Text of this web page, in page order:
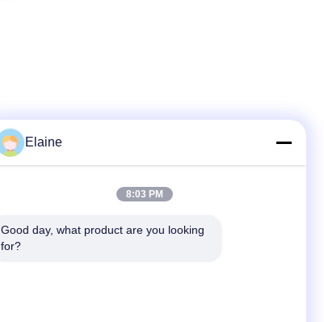
Schnelle Kontaktaufnahme
Telefon
Elaine
8:03 PM
Good day, what product are you looking
for?